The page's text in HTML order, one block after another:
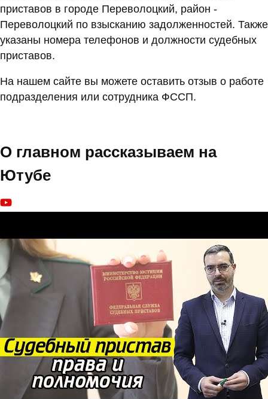
приставов в городе Переволоцкий, район -
Переволоцкий по взысканию задолженностей. Также
указаны номера телефонов и должности судебных
приставов.
На нашем сайте вы можете оставить отзыв о работе
подразделения или сотрудника ФССП.
О главном рассказываем на
Ютубе